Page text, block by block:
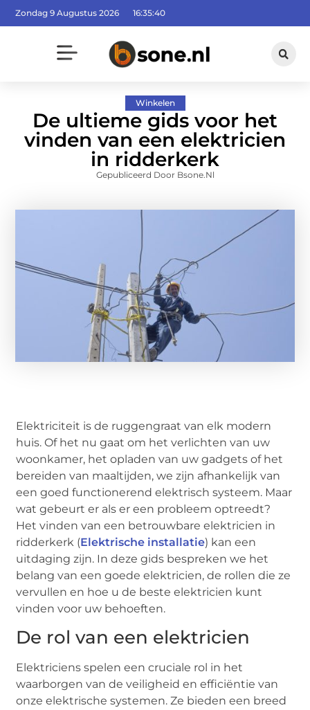
Zondag 9 Augustus 2026 16:35:41
Winkelen
De ultieme gids voor het
vinden van een elektricien
in ridderkerk
Gepubliceerd Door Bsone.nl
Elektriciteit is de ruggengraat van elk modern
huis. Of het nu gaat om het verlichten van uw
woonkamer, het opladen van uw gadgets of het
bereiden van maaltijden, we zijn afhankelijk van
een goed functionerend elektrisch systeem. Maar
wat gebeurt er als er een probleem optreedt?
Het vinden van een betrouwbare elektricien in
ridderkerk (Elektrische installatie) kan een
uitdaging zijn. In deze gids bespreken we het
belang van een goede elektricien, de rollen die ze
vervullen en hoe u de beste elektricien kunt
vinden voor uw behoeften.
De rol van een elektricien
Elektriciens spelen een cruciale rol in het
waarborgen van de veiligheid en efficiëntie van
onze elektrische systemen. Ze bieden een breed